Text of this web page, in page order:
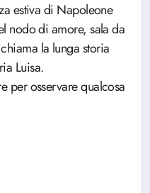
estiva di Napoleone
nodo di amore, sala da
la lunga storia
Luisa.
per osservare qualcosa